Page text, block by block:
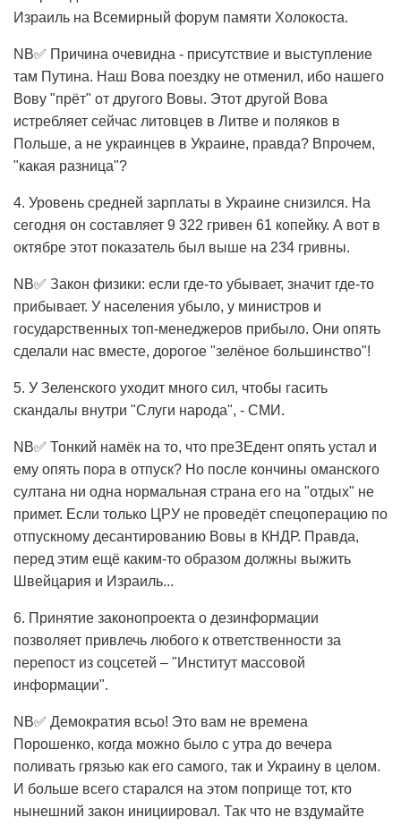
Израиль на Всемирный форум памяти Холокоста.
NB✅ Причина очевидна - присутствие и выступление
там Путина. Наш Вова поездку не отменил, ибо нашего
Вову "прёт" от другого Вовы. Этот другой Вова
истребляет сейчас литовцев в Литве и поляков в
Польше, а не украинцев в Украине, правда? Впрочем,
"какая разница"?
4. Уровень средней зарплаты в Украине снизился. На
сегодня он составляет 9 322 гривен 61 копейку. А вот в
октябре этот показатель был выше на 234 гривны.
NB✅ Закон физики: если где-то убывает, значит где-то
прибывает. У населения убыло, у министров и
государственных топ-менеджеров прибыло. Они опять
сделали нас вместе, дорогое "зелёное большинство"!
5. У Зеленского уходит много сил, чтобы гасить
скандалы внутри "Слуги народа", - СМИ.
NB✅ Тонкий намёк на то, что преЗЕдент опять устал и
ему опять пора в отпуск? Но после кончины оманского
султана ни одна нормальная страна его на "отдых" не
примет. Если только ЦРУ не проведёт спецоперацию по
отпускному десантированию Вовы в КНДР. Правда,
перед этим ещё каким-то образом должны выжить
Швейцария и Израиль...
6. Принятие законопроекта о дезинформации
позволяет привлечь любого к ответственности за
перепост из соцсетей – "Институт массовой
информации".
NB✅ Демократия всьо! Это вам не времена
Порошенко, когда можно было с утра до вечера
поливать грязью как его самого, так и Украину в целом.
И больше всего старался на этом поприще тот, кто
нынешний закон инициировал. Так что не вздумайте